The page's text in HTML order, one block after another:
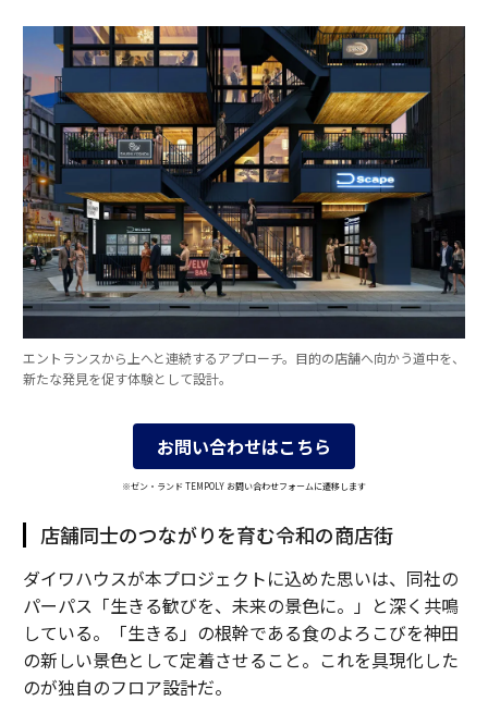
エントランスから上へと連続するアプローチ。目的の店舗へ向かう道中を、
新たな発見を促す体験として設計。
お問い合わせはこちら
※ゼン・ランド TEMPOLY お問い合わせフォームに遷移します
店舗同士のつながりを育む令和の商店街
ダイワハウスが本プロジェクトに込めた思いは、同社の
パーパス「生きる歓びを、未来の景色に。」と深く共鳴
している。「生きる」の根幹である食のよろこびを神田
の新しい景色として定着させること。これを具現化した
のが独自のフロア設計だ。